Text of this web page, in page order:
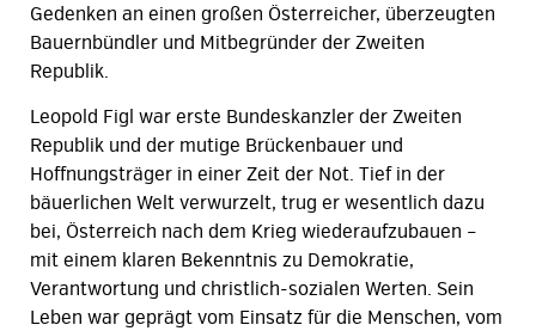
Gedenken an einen großen Österreicher, überzeugten
Bauernbündler und Mitbegründer der Zweiten
Republik.
Leopold Figl war erste Bundeskanzler der Zweiten
Republik und der mutige Brückenbauer und
Hoffnungsträger in einer Zeit der Not. Tief in der
bäuerlichen Welt verwurzelt, trug er wesentlich dazu
bei, Österreich nach dem Krieg wiederaufzubauen –
mit einem klaren Bekenntnis zu Demokratie,
Verantwortung und christlich-sozialen Werten. Sein
Leben war geprägt vom Einsatz für die Menschen, vom